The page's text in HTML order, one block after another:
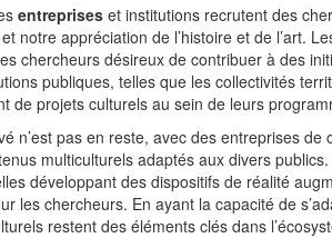
entreprises et institutions recrutent des
notre appréciation de l’histoire et de l’art.
chercheurs désireux de contribuer à des
publiques, telles que les collectivités
de projets culturels au sein de leurs
n’est pas en reste, avec des entreprises
multiculturels adaptés aux divers
développant des dispositifs de réalité
les chercheurs. En ayant la capacité de
restent des éléments clés dans